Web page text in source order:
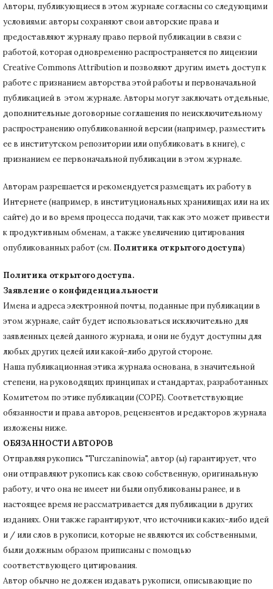
Авторы, публикующиеся в этом журнале согласны со следующими
условиями: авторы сохраняют свои авторские права и
предоставляют журналу право первой публикации в связи с
работой, которая одновременно распространяется по лицензии
Creative Commons Attribution и позволяют другим иметь доступ к
работе с признанием авторства этой работы и первоначальной
публикацией в этом журнале. Авторы могут заключать отдельные,
дополнительные договорные соглашения по неисключительному
распространению опубликованной версии (например, разместить
ее в институтском репозитории или опубликовать в книге), с
признанием ее первоначальной публикации в этом журнале.
Авторам разрешается и рекомендуется размещать их работу в
Интернете (например, в институциональных хранилищах или на их
сайте) до и во время процесса подачи, так как это может привести
к продуктивным обменам, а также увеличению цитирования
опубликованных работ (см. Политика открытого доступа)
Политика открытого доступа.
Заявление о конфиденциальности
Имена и адреса электронной почты, поданные при публикации в
этом журнале, сайт будет использоваться исключительно для
заявленных целей данного журнала, и они не будут доступны для
любых других целей или какой-либо другой стороне.
Наша публикационная этика журнала основана, в значительной
степени, на руководящих принципах и стандартах, разработанных
Комитетом по этике публикации (COPE). Соответствующие
обязанности и права авторов, рецензентов и редакторов журнала
изложены ниже.
ОБЯЗАННОСТИ АВТОРОВ
Отправляя рукопись "Turczaninowia", автор (ы) гарантирует, что
они отправляют рукопись как свою собственную, оригинальную
работу, и что она не имеет ни были опубликованы ранее, и в
настоящее время не рассматривается для публикации в других
изданиях. Они также гарантируют, что источники каких-либо идей
и / или слов в рукописи, которые не являются их собственными,
были должным образом приписаны с помощью
соответствующего цитирования.
Автор обычно не должен издавать рукописи, описывающие по